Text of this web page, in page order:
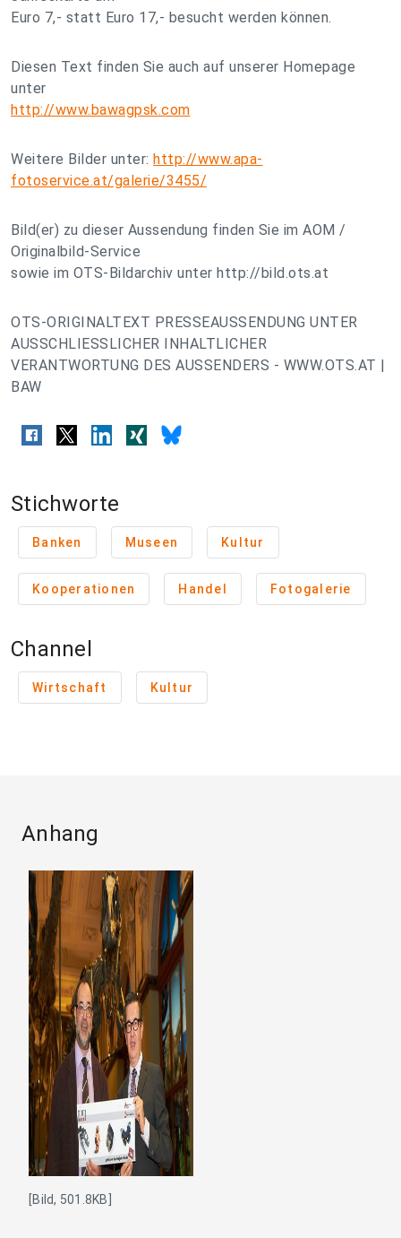
Euro 7,- statt Euro 17,- besucht werden können.
Diesen Text finden Sie auch auf unserer Homepage
unter
http://www.bawagpsk.com
Weitere Bilder unter: http://www.apa-
fotoservice.at/galerie/3455/
Bild(er) zu dieser Aussendung finden Sie im AOM /
Originalbild-Service
sowie im OTS-Bildarchiv unter http://bild.ots.at
OTS-ORIGINALTEXT PRESSEAUSSENDUNG UNTER
AUSSCHLIESSLICHER INHALTLICHER
VERANTWORTUNG DES AUSSENDERS - WWW.OTS.AT |
BAW
Stichworte
Banken Museen Kultur
Kooperationen Handel Fotogalerie
Channel
Wirtschaft Kultur
Anhang
[Bild, 501.8KB]